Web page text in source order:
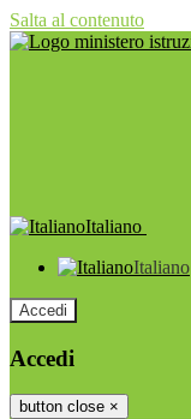
Salta al contenuto
Italiano
Italiano
Accedi
Accedi
button close ×